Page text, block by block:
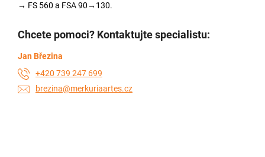
→ FS 560 a FSA 90→130.
Chcete pomoci? Kontaktujte specialistu:
Jan Březina
+420 739 247 699
brezina@merkuriaartes.cz